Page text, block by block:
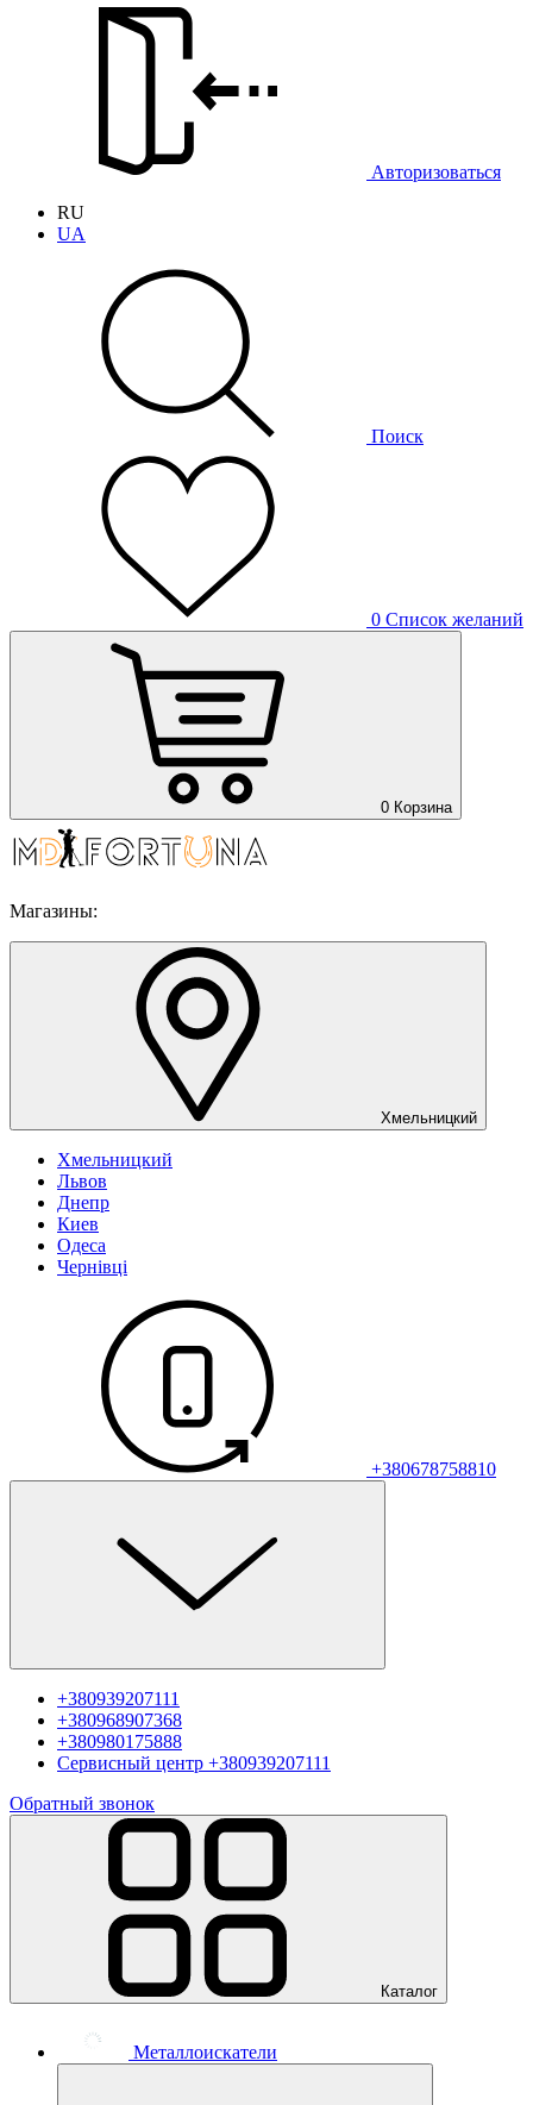
Авторизоваться
RU
UA
Поиск
0 Список желаний
0 Корзина
Магазины:
Хмельницкий
Хмельницкий
Львов
Днепр
Киев
Одеса
Чернівці
+380678758810
+380939207111
+380968907368
+380980175888
Сервисный центр +380939207111
Обратный звонок
Каталог
Металлоискатели